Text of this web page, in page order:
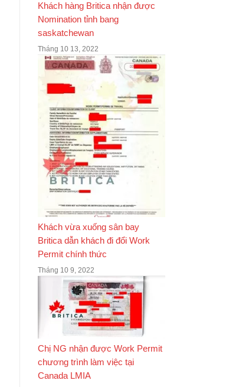
Khách hàng Britica nhận được
Nomination tỉnh bang
saskatchewan
Tháng 10 13, 2022
Khách vừa xuống sân bay
Britica dẫn khách đi đổi Work
Permit chính thức
Tháng 10 9, 2022
Chị NG nhận được Work Permit
chương trình làm việc tại
Canada LMIA